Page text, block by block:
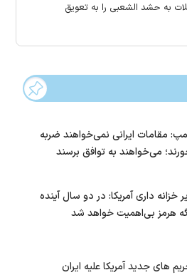
به حشد الشعبی را به تعویق
مقامات ایرانی نمی‌خواهند ضربه
می‌خواهند به توافق برسند
خزانه داری آمریکا: در دو سال آینده
هرمز بی‌اهمیت خواهد شد
های جدید آمریکا علیه ایران